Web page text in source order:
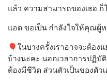
แล้ว ความสามารถของเธอ
แอด ขอเป็น กำลังใจให้คุณผู้
🎈ในบางครั้งเราอาจจะต้อง
บ้างนะคะ นอกเวลาการปฏิ
ต้องมีชีวิต ส่วนตัวเป็นของตัวเ